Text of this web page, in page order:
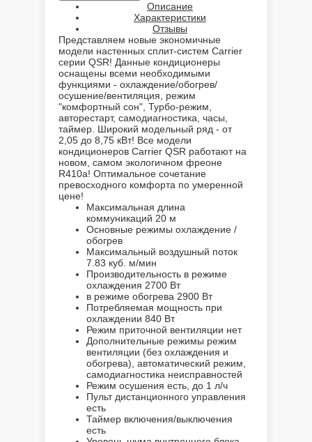
Описание
Характеристики
Отзывы
Представляем новые экономичные
модели настенных сплит-систем Carrier
серии QSR! Данные кондиционеры
оснащены всеми необходимыми
функциями - охлаждение/обогрев/
осушение/вентиляция, режим
"комфортный сон", Турбо-режим,
авторестарт, самодиагностика, часы,
таймер. Широкий модельный ряд - от
2,05 до 8,75 кВт! Все модели
кондиционеров Carrier QSR работают на
новом, самом экологичном фреоне
R410a! Оптимальное сочетание
превосходного комфорта по умеренной
цене!
Максимальная длина
коммуникаций 20 м
Основные режимы охлаждение /
обогрев
Максимальный воздушный поток
7.83 куб. м/мин
Производительность в режиме
охлаждения 2700 Вт
в режиме обогрева 2900 Вт
Потребляемая мощность при
охлаждении 840 Вт
Режим приточной вентиляции нет
Дополнительные режимы режим
вентиляции (без охлаждения и
обогрева), автоматический режим,
самодиагностика неисправностей
Режим осушения есть, до 1 л/ч
Пульт дистанционного управления
есть
Таймер включения/выключения
есть